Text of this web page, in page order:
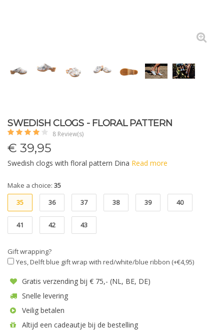
SWEDISH CLOGS - FLORAL PATTERN
8 Review(s)
€ 39,95
Swedish clogs with floral pattern Dina Read more
Make a choice: 35
35
36 37 38 39 40
41 42 43
Gift wrapping?
Yes, Delft blue gift wrap with red/white/blue ribbon (+€4,95)
Gratis verzending bij € 75,- (NL, BE, DE)
Snelle levering
Veilig betalen
Altijd een cadeautje bij de bestelling